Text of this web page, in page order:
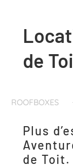
de
ROOFBOXES
Plus
de Toit.